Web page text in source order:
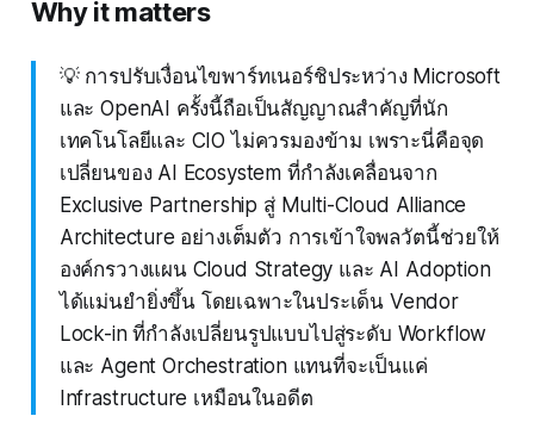
Why it matters
💡 การปรับเงื่อนไขพาร์ทเนอร์ชิประหว่าง Microsoft
และ OpenAI ครั้งนี้ถือเป็นสัญญาณสำคัญที่นัก
เทคโนโลยีและ CIO ไม่ควรมองข้าม เพราะนี่คือจุด
เปลี่ยนของ AI Ecosystem ที่กำลังเคลื่อนจาก
Exclusive Partnership สู่ Multi-Cloud Alliance
Architecture อย่างเต็มตัว การเข้าใจพลวัตนี้ช่วยให้
องค์กรวางแผน Cloud Strategy และ AI Adoption
ได้แม่นยำยิ่งขึ้น โดยเฉพาะในประเด็น Vendor
Lock-in ที่กำลังเปลี่ยนรูปแบบไปสู่ระดับ Workflow
และ Agent Orchestration แทนที่จะเป็นแค่
Infrastructure เหมือนในอดีต